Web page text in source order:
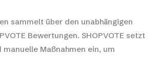
sammelt über den unabhängigen
Bewertungen. SHOPVOTE setzt
Maßnahmen ein, um